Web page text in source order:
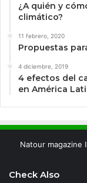
¿A quién y
climático?
11 febrero, 2020
Propuestas
4 diciembre, 2019
4 efectos del
en América
Natour magazine
Check Also